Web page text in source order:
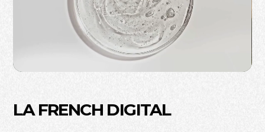
LA FRENCH DIGITAL